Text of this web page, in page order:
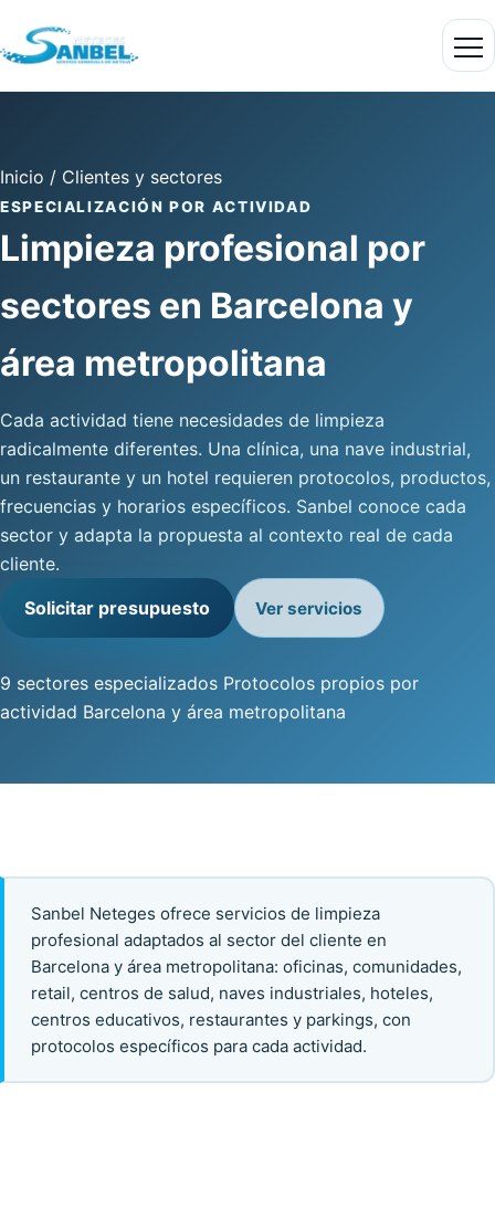
Inicio / Clientes y sectores
ESPECIALIZACIÓN POR ACTIVIDAD
Limpieza profesional por
sectores en Barcelona y
área metropolitana
Cada actividad tiene necesidades de limpieza
radicalmente diferentes. Una clínica, una nave industrial,
un restaurante y un hotel requieren protocolos, productos,
frecuencias y horarios específicos. Sanbel conoce cada
sector y adapta la propuesta al contexto real de cada
cliente.
Solicitar presupuesto
Ver servicios
9 sectores especializados Protocolos propios por
actividad Barcelona y área metropolitana
Sanbel Neteges ofrece servicios de limpieza
profesional adaptados al sector del cliente en
Barcelona y área metropolitana: oficinas, comunidades,
retail, centros de salud, naves industriales, hoteles,
centros educativos, restaurantes y parkings, con
protocolos específicos para cada actividad.